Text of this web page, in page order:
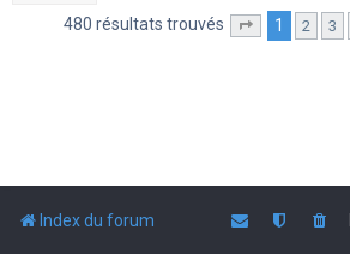
480 résultats trouvés Page sur20
1 2 3
Index du forum